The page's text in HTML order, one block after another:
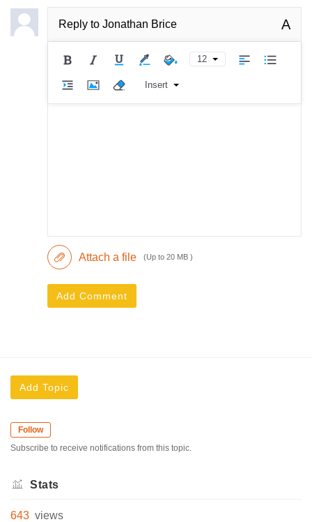
Reply to Jonathan Brice A
12
Insert
Attach a file (Up to 20 MB )
Add Comment
Add Topic
Follow
Subscribe to receive notifications from this topic.
Stats
643 views